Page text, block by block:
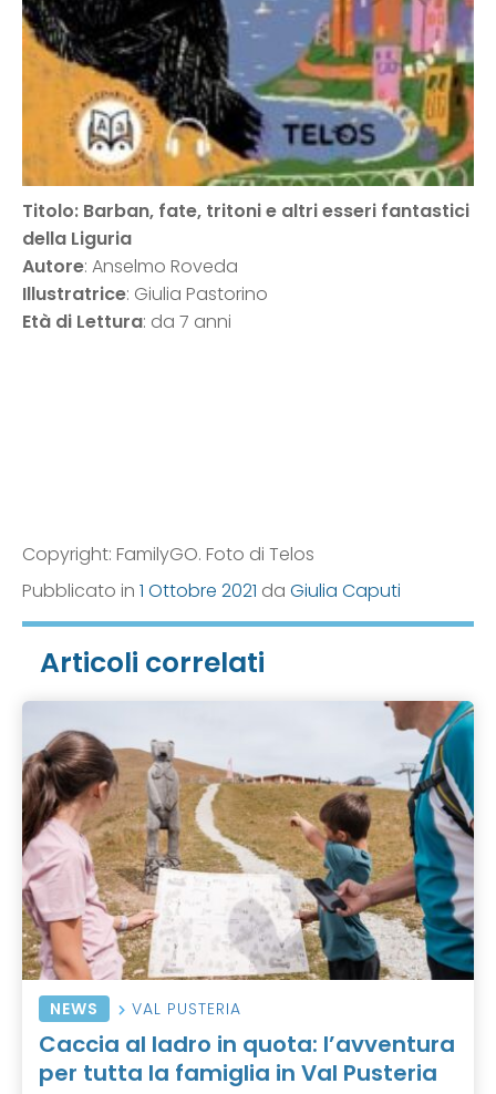
Titolo: Barban, fate, tritoni e altri esseri fantastici
della Liguria
Autore: Anselmo Roveda
Illustratrice: Giulia Pastorino
Età di Lettura: da 7 anni
Copyright: FamilyGO. Foto di Telos
Pubblicato in 1 Ottobre 2021 da Giulia Caputi
Articoli correlati
NEWS VAL PUSTERIA
Caccia al ladro in quota: l’avventura
per tutta la famiglia in Val Pusteria